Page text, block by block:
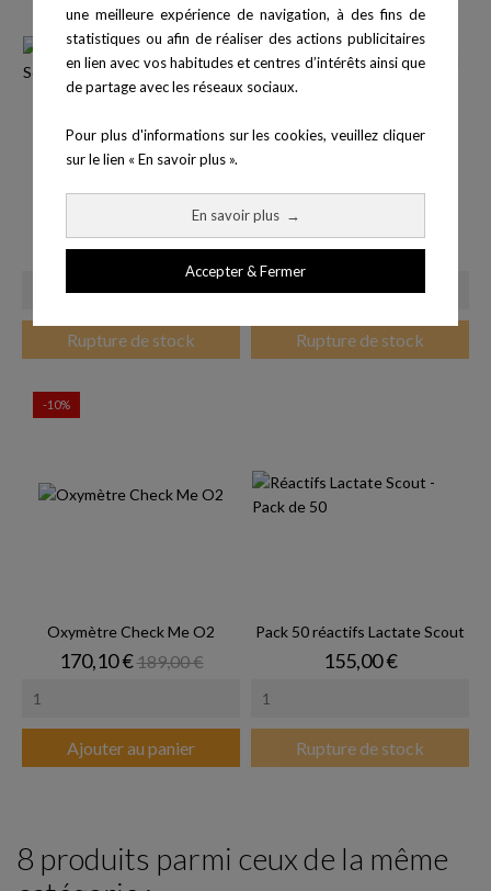
une meilleure expérience de navigation, à des fins de
statistiques ou afin de réaliser des actions publicitaires
en lien avec vos habitudes et centres d’intérêts ainsi que
de partage avec les réseaux sociaux.
Pour plus d'informations sur les cookies, veuillez cliquer
sur le lien « En savoir plus ».
En savoir plus →
Accepter & Fermer
Boîte de 25 réactifs Lactate
Prix
79,00 €
Rupture de stock
Boîte de 25 Réactifs Lactate
Prix
69,00 €
Rupture de stock
Oxymètre Check Me O2
Prix
170,10 €Prix de base
189,00 €
Ajouter au panier
-10%
Pack 50 réactifs Lactate Scout
Prix
155,00 €
Rupture de stock
8 produits parmi ceux de la même